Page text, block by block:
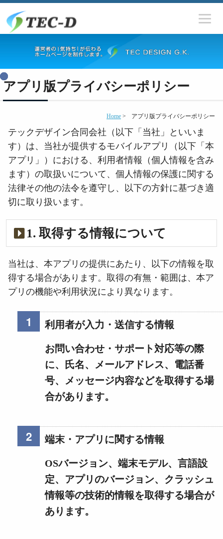
アプリ版プライバシーポリシー
Home > アプリ版プライバシーポリシー
テックデザイン合同会社（以下「当社」といいま
す）は、当社が提供するモバイルアプリ（以下「本
アプリ」）における、利用者情報（個人情報を含み
ます）の取扱いについて、個人情報の保護に関する
法律その他の法令を遵守し、以下の方針に基づき適
切に取り扱います。
1. 取得する情報について
当社は、本アプリの提供にあたり、以下の情報を取
得する場合があります。取得の有無・範囲は、本ア
プリの機能や利用状況により異なります。
利用者が入力・送信する情報
お問い合わせ・サポート対応等の際
に、氏名、メールアドレス、電話番
号、メッセージ内容などを取得する場
合があります。
端末・アプリに関する情報
OSバージョン、端末モデル、言語設
定、アプリのバージョン、クラッシュ
情報等の技術的情報を取得する場合が
あります。